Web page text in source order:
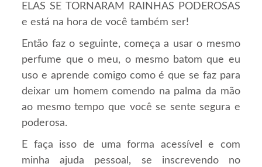
ELAS SE TORNARAM RAINHAS PODEROSAS
e está na hora de você também ser!
Então faz o seguinte, começa a usar o mesmo
perfume que o meu, o mesmo batom que eu
uso e aprende comigo como é que se faz para
deixar um homem comendo na palma da mão
ao mesmo tempo que você se sente segura e
poderosa.
E faça isso de uma forma acessível e com
minha ajuda pessoal, se inscrevendo no